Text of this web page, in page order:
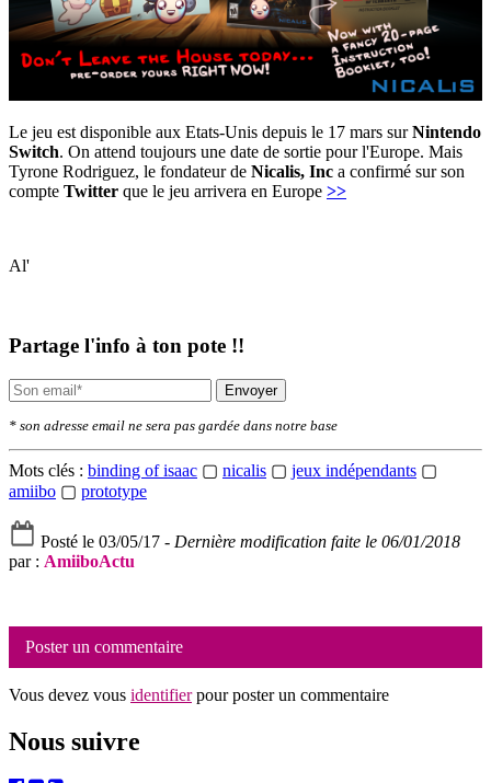
Le jeu est disponible aux Etats-Unis depuis le 17 mars surNintendo
Switch. On attend toujours une date de sortie pour l'Europe. Mais
Tyrone Rodriguez, le fondateur de Nicalis, Inc a confirmé sur son
compte Twitter que le jeu arrivera en Europe >>
Al'
Partage l'info à ton pote !!
Envoyer
* son adresse email ne sera pas gardée dans notre base
Mots clés : binding of isaac ▢ nicalis ▢ jeux indépendants ▢
amiibo ▢ prototype
Posté le 03/05/17 - Dernière modification faite le 06/01/2018
par : AmiiboActu
Poster un commentaire
Vous devez vous identifierpour poster un commentaire
Nous suivre